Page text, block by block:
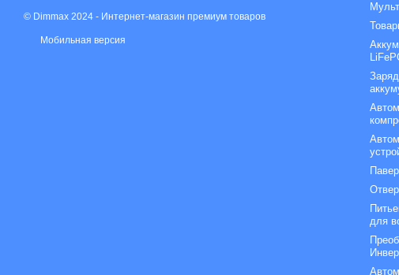
© Dimmax 2024 - Интернет-магазин премиум товаров
Мобильная версия
для